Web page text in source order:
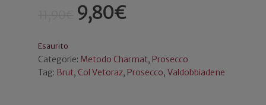
9,80€
Esaurito
Categorie: Metodo Charmat, Prosecco
Tag: Brut, Col Vetoraz, Prosecco, Valdobbiadene